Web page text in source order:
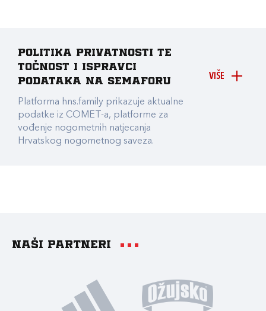
VIŠE
Politika privatnosti te
točnost i ispravci
podataka na Semaforu
Platforma hns.family prikazuje aktualne
podatke iz COMET-a, platforme za
vođenje nogometnih natjecanja
Hrvatskog nogometnog saveza.
Naši partneri